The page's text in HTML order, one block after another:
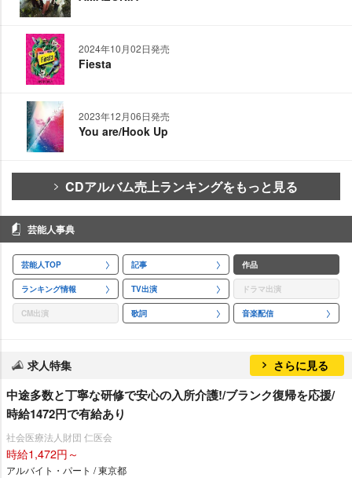
2024年10月02日発売
Fiesta
2023年12月06日発売
You are/Hook Up
CDアルバム売上ランキングをもっと見る
芸能人事典
芸能人TOP 記事 作品
ランキング情報 TV出演 ドラマ出演
CM出演 歌詞 音楽配信
求人特集 さらに見る
中途多数と丁寧な研修で安心の入所介護!/ブランク復帰を応援/
時給1472円で有給あり
社会医療法人財団 仁医会
時給1,472円～
アルバイト・パート / 東京都